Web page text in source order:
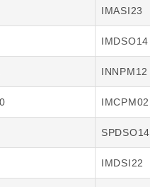
IMASI23
IMDSO14
INNPM12
IMCPM02
SPDSO14
IMDSI22